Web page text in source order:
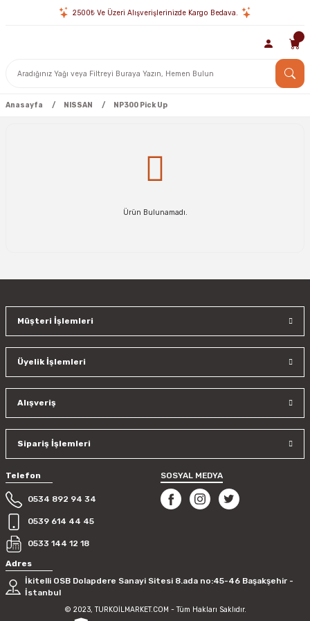
2500₺ Ve Üzeri Alışverişlerinizde Kargo Bedava.
Anasayfa NISSAN NP300 Pick Up
Ürün Bulunamadı.
Müşteri İşlemleri
Üyelik İşlemleri
Alışveriş
Sipariş İşlemleri
Telefon
0534 892 94 34
0539 614 44 45
0533 144 12 18
SOSYAL MEDYA
Adres
İkitelli OSB Dolapdere Sanayi Sitesi 8.ada no:45-46 Başakşehir -
İstanbul
© 2023, TURKOİLMARKET.COM - Tüm Hakları Saklıdır.